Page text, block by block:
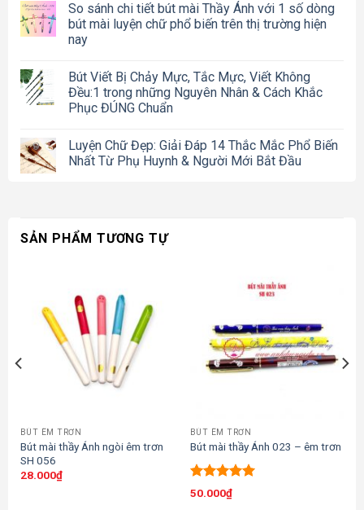
So sánh chi tiết bút mài Thầy Ánh với 1 số dòng
bút mài luyện chữ phổ biến trên thị trường hiện
nay
Bút Viết Bị Chảy Mực, Tắc Mực, Viết Không
Đều:1 trong những Nguyên Nhân & Cách Khắc
Phục ĐÚNG Chuẩn
Luyện Chữ Đẹp: Giải Đáp 14 Thắc Mắc Phổ Biến
Nhất Từ Phụ Huynh & Người Mới Bắt Đầu
SẢN PHẨM TƯƠNG TỰ
BÚT ÊM TRƠN
Bút mài thầy Ánh ngòi êm trơn
SH 056
28.000₫
BÚT ÊM TRƠN
Bút mài thầy Ánh 023 – êm trơn
Được xếp
5.00
50.000₫